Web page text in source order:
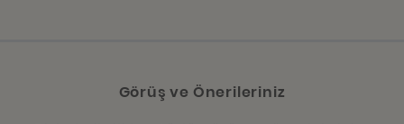
Görüş ve Önerileriniz